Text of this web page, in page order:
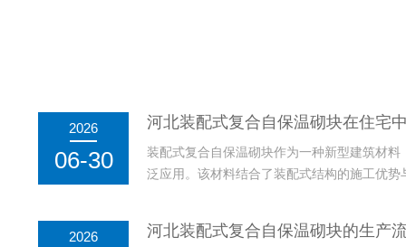
2026
06-30
河北装配式复合自保温砌块在住宅
装配式复合自保温砌块作为一种新型建筑材
泛应用。该材料结合了装配式结构的施工优
的影响，从而提升居住...
2026 河北装配式复合自保温砌块的生产